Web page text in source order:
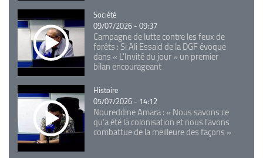
Catégorie
Société
09/07/2026 - 09:37
Campagne de lutte contre les feux de
forêts : Si Ali Essaid de la DGF évoque
dans « L'Invité du jour » un premier
bilan encourageant
Catégorie
Histoire
05/07/2026 - 14:12
Noureddine Amara : « Nous savons ce
qu’a été la colonisation et nous l’avons
combattue de la meilleure des façons »